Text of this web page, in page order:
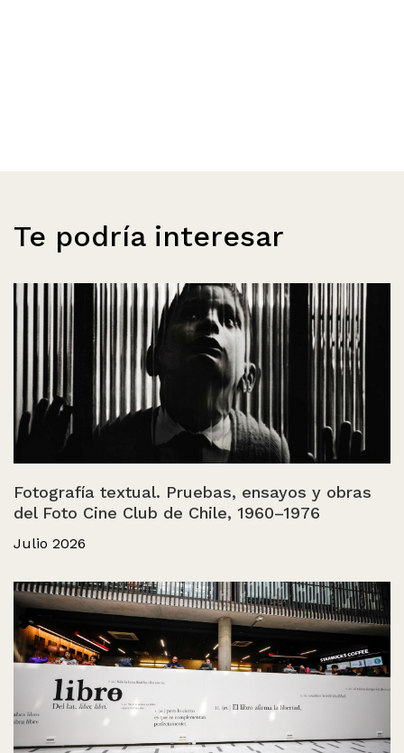
Te podría interesar
Fotografía textual. Pruebas, ensayos y obras
del Foto Cine Club de Chile, 1960–1976
Julio 2026